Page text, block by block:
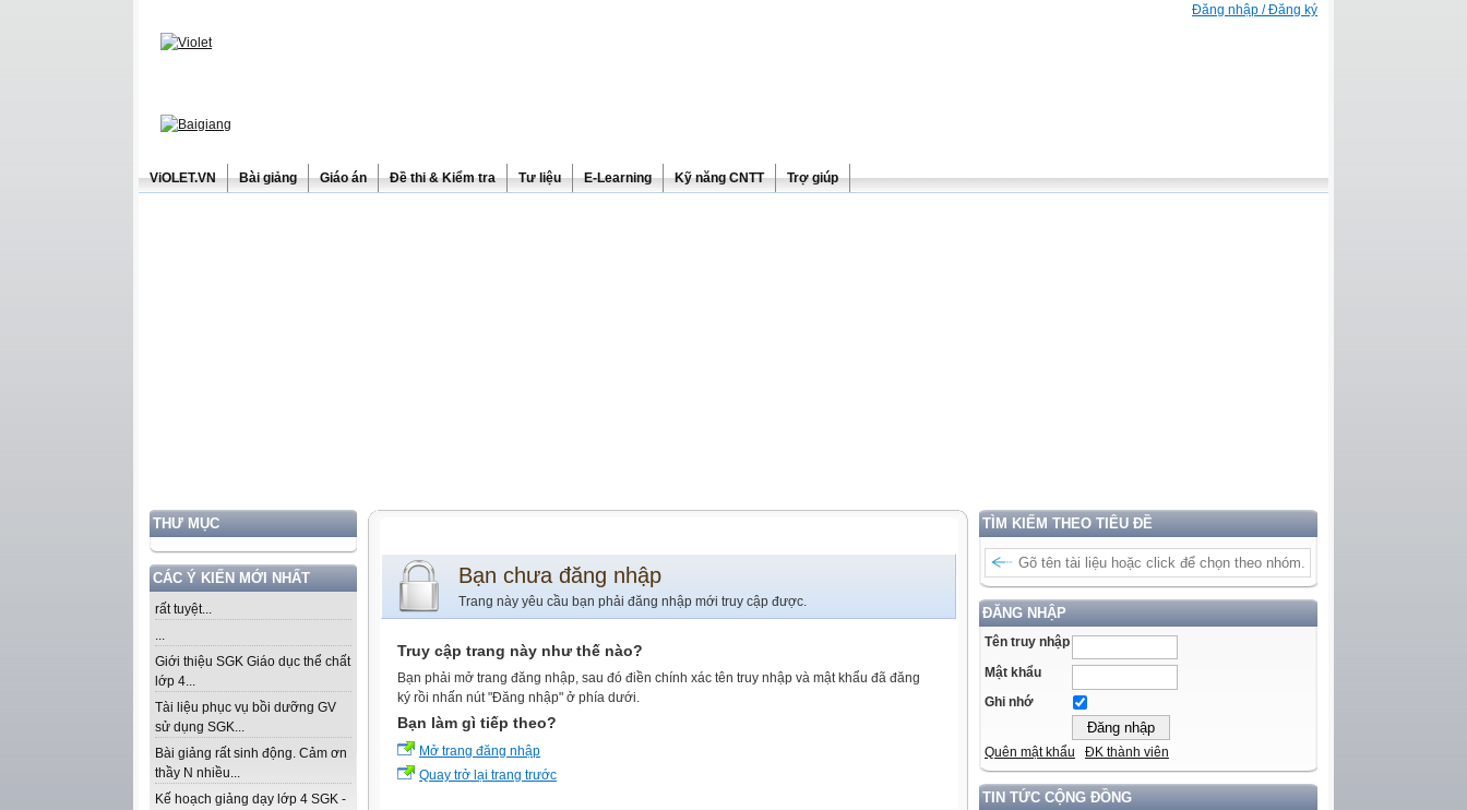
Đăng nhập / Đăng ký
ViOLET.VN Bài giảng Giáo án Đề thi & Kiểm tra Tư liệu E-Learning Kỹ năng CNTT Trợ giúp
THƯ MỤC
CÁC Ý KIẾN MỚI NHẤT
rất tuyệt...
...
Giới thiệu SGK Giáo dục thể chất
lớp 4...
Tài liệu phục vụ bồi dưỡng GV
sử dụng SGK...
Bài giảng rất sinh động. Cảm ơn
thầy N nhiều...
Kế hoạch giảng dạy lớp 4 SGK -
TÌM KIẾM THEO TIÊU ĐỀ
ĐĂNG NHẬP
Tên truy nhập
Mật khẩu
Ghi nhớ
Quên mật khẩu ĐK thành viên
TIN TỨC CỘNG ĐỒNG
Bạn chưa đăng nhập
Trang này yêu cầu bạn phải đăng nhập mới truy cập được.
Truy cập trang này như thế nào?
Bạn phải mở trang đăng nhập, sau đó điền chính xác tên truy nhập và mật khẩu đã đăng
ký rồi nhấn nút "Đăng nhập" ở phía dưới.
Bạn làm gì tiếp theo?
Mở trang đăng nhập
Quay trở lại trang trước